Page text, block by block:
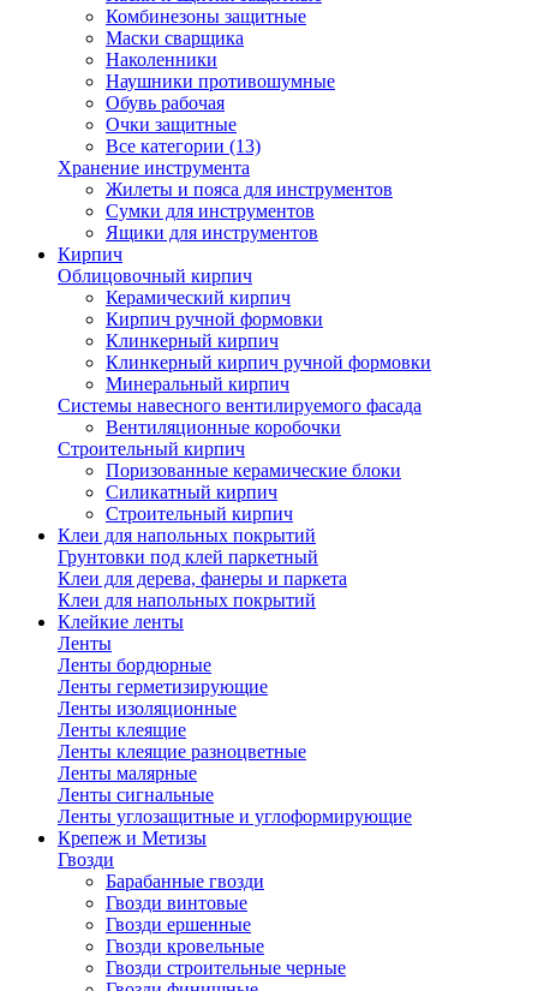
Комбинезоны защитные
Маски сварщика
Наколенники
Наушники противошумные
Обувь рабочая
Очки защитные
Все категории (13)
Хранение инструмента
Жилеты и пояса для инструментов
Сумки для инструментов
Ящики для инструментов
Кирпич
Облицовочный кирпич
Керамический кирпич
Кирпич ручной формовки
Клинкерный кирпич
Клинкерный кирпич ручной формовки
Минеральный кирпич
Системы навесного вентилируемого фасада
Вентиляционные коробочки
Строительный кирпич
Поризованные керамические блоки
Силикатный кирпич
Строительный кирпич
Клеи для напольных покрытий
Грунтовки под клей паркетный
Клеи для дерева, фанеры и паркета
Клеи для напольных покрытий
Клейкие ленты
Ленты
Ленты бордюрные
Ленты герметизирующие
Ленты изоляционные
Ленты клеящие
Ленты клеящие разноцветные
Ленты малярные
Ленты сигнальные
Ленты углозащитные и углоформирующие
Крепеж и Метизы
Гвозди
Барабанные гвозди
Гвозди винтовые
Гвозди ершенные
Гвозди кровельные
Гвозди строительные черные